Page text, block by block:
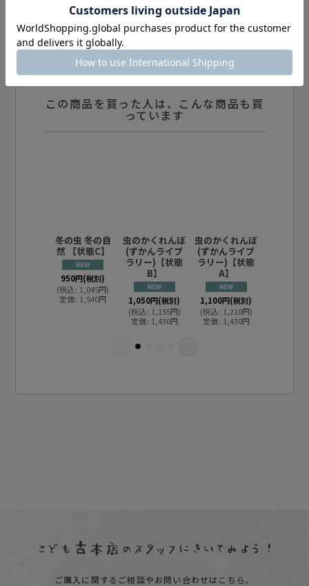
この商品を買った人は、こんな商品も買
っています
冬の虫 冬の自
然 【状態C】
950円(税別)
(税込: 1,045円)
定価: 1,540円
虫のかくれんぼ
(ずかんライブ
ラリー)【状態
B】
1,050円(税別)
(税込: 1,155円)
定価: 1,430円
虫のかくれんぼ
(ずかんライブ
ラリー)【状態
A】
1,100円(税別)
(税込: 1,210円)
定価: 1,430円
ご購入に関するご相談やお問い合わせはこちら。